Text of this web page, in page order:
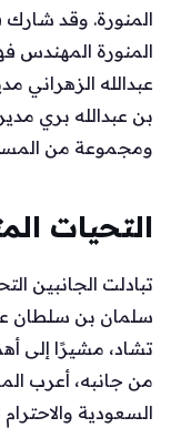
المنورة. وقد شارك
المنورة المهندس
عبدالله الزهراني
بن عبدالله بري
ومجموعة من
التحيات
تبادلت الجانبين
سلمان بن سلطان
تشاد، مشيرًا إلى
من جانبه، أعرب
السعودية